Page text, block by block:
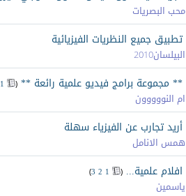
محب البصريات
تطبيق جميع النظريات الفيزيائية
البيلسان2010
** مجموعة برامج فيديو علمية رائعة ** (
1
ام النووووون
أريد تجارب عن الفيزياء سهلة
همس الانامل
افلام علمية... (
1
2
3
)
ياسمين